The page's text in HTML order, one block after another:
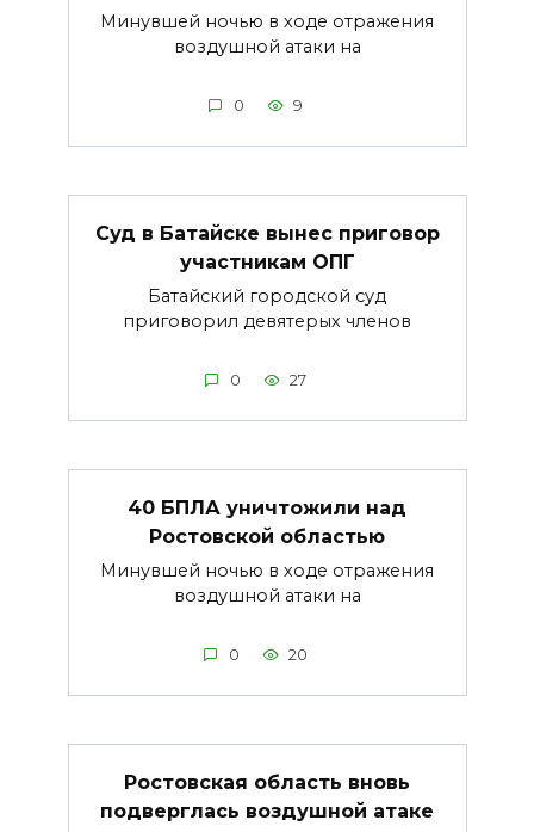
Минувшей ночью в ходе отражения
воздушной атаки на
0 9
Суд в Батайске вынес приговор
участникам ОПГ
Батайский городской суд
приговорил девятерых членов
0 27
40 БПЛА уничтожили над
Ростовской областью
Минувшей ночью в ходе отражения
воздушной атаки на
0 20
Ростовская область вновь
подверглась воздушной атаке